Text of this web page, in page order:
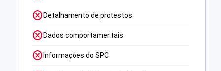
Detalhamento de protestos
Dados comportamentais
Informações do SPC